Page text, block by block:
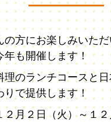
の方にお楽しみいた
年も開催します！
理のランチコースと
りで提供します！
２月２日（火）～１